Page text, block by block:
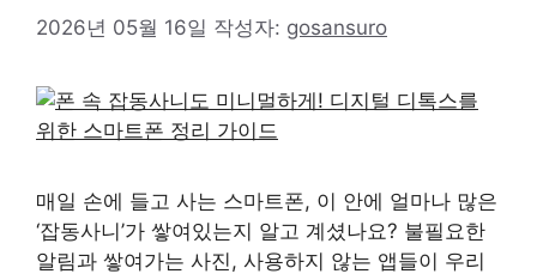
2026년 05월 16일 작성자: gosansuro
매일 손에 들고 사는 스마트폰, 이 안에 얼마나 많은
‘잡동사니’가 쌓여있는지 알고 계셨나요? 불필요한
알림과 쌓여가는 사진, 사용하지 않는 앱들이 우리